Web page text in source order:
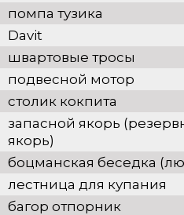
помпа тузика
Davit
швартовые тросы
подвесной мотор
столик кокпита
запасной якорь
якорь)
боцманская беседка
лестница для купания
багор отпорник